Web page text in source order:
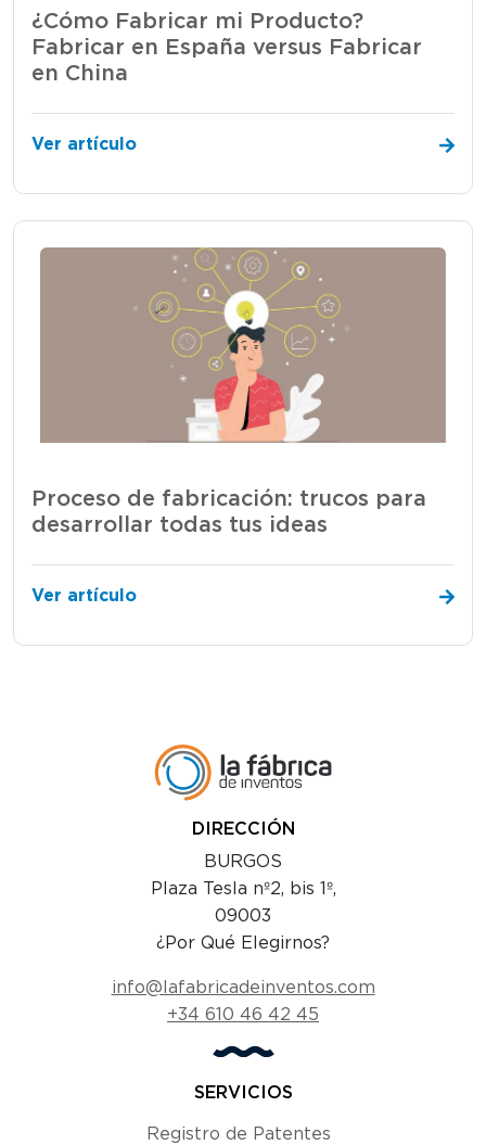
¿Cómo Fabricar mi Producto?
Fabricar en España versus Fabricar
en China
Ver artículo
Proceso de fabricación: trucos para
desarrollar todas tus ideas
Ver artículo
DIRECCIÓN
BURGOS
Plaza Tesla nº2, bis 1º,
09003
¿Por Qué Elegirnos?
info@lafabricadeinventos.com
+34 610 46 42 45
SERVICIOS
Registro de Patentes